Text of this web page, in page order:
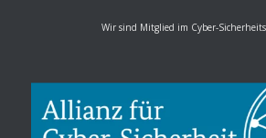
Wir sind Mitglied im Cyber-